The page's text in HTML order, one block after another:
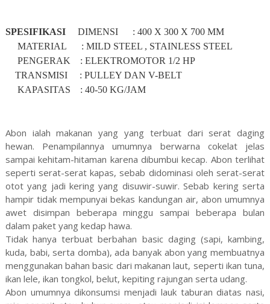
SPESIFIKASI DIMENSI : 400 X 300 X 700 MM
MATERIAL
: MILD STEEL , STAINLESS STEEL
PENGERAK
: ELEKTROMOTOR 1/2 HP
TRANSMISI
: PULLEY DAN V-BELT
KAPASITAS
: 40-50 KG/JAM
Abon ialah makanan yang yang terbuat dari serat daging
hewan. Penampilannya umumnya berwarna cokelat jelas
sampai kehitam-hitaman karena dibumbui kecap. Abon terlihat
seperti serat-serat kapas, sebab didominasi oleh serat-serat
otot yang jadi kering yang disuwir-suwir. Sebab kering serta
hampir tidak mempunyai bekas kandungan air, abon umumnya
awet disimpan beberapa minggu sampai beberapa bulan
dalam paket yang kedap hawa.
Tidak hanya terbuat berbahan basic daging (sapi, kambing,
kuda, babi, serta domba), ada banyak abon yang membuatnya
menggunakan bahan basic dari makanan laut, seperti ikan tuna,
ikan lele, ikan tongkol, belut, kepiting rajungan serta udang.
Abon umumnya dikonsumsi menjadi lauk taburan diatas nasi,